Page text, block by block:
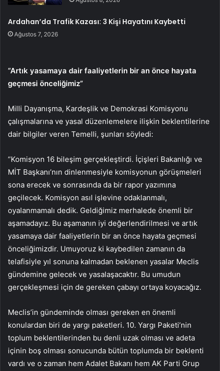
Ardahan’da Trafik Kazası: 3 Kişi Hayatını Kaybetti
Ağustos 7, 2026
“Artık yasamaya dair faaliyetlerin bir an önce hayata
geçmesi önceliğimiz”
Milli Dayanışma, Kardeşlik ve Demokrasi Komisyonu
çalışmalarına ve yasal düzenlemelere ilişkin beklentilerine
dair bilgiler veren Temelli, şunları söyledi:
“Komisyon 16 bileşim gerçekleştirdi. İçişleri Bakanlığı ve
MİT Başkanı’nın dinlenmesiyle komisyonun görüşmeleri
sona erecek ve sonrasında da bir rapor yazımına
geçilecek. Komisyon asıl işlevine odaklanmalı,
oyalanmamalı dedik. Geldiğimiz merhalede önemli bir
aşamadayız. Bu aşamanın iyi değerlendirilmesi ve artık
yasamaya dair faaliyetlerin bir an önce hayata geçmesi
önceliğimizdir. Umuyoruz ki kaybedilen zamanın da
telafisiyle yıl sonuna kalmadan beklenen yasalar Meclis
gündemine gelecek ve yasalaşacaktır. Bu umudun
gerçekleşmesi için de gereken çabayı ortaya koyacağız.
Meclis’in gündeminde olması gereken en önemli
konulardan biri de yargı paketleri. 10. Yargı Paketi’nin
toplum beklentilerinden bu denli uzak olması ve adeta
içinin boş olması sonucunda bütün toplumda bir beklenti
vardı ve o zaman hem Adalet Bakanı hem AK Parti Grup